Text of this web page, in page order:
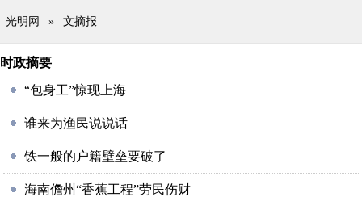
光明网 » 文摘报
时政摘要
“包身工”惊现上海
谁来为渔民说说话
铁一般的户籍壁垒要破了
海南儋州“香蕉工程”劳民伤财